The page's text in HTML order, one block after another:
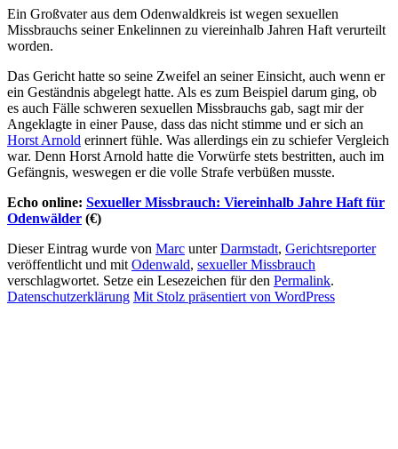
Ein Großvater aus dem Odenwaldkreis ist wegen sexuellen
Missbrauchs seiner Enkelinnen zu viereinhalb Jahren Haft verurteilt
worden.
Das Gericht hatte so seine Zweifel an seiner Einsicht, auch wenn er
ein Geständnis abgelegt hatte. Als es zum Beispiel darum ging, ob
es auch Fälle schweren sexuellen Missbrauchs gab, sagt mir der
Angeklagte in einer Pause, dass das nicht stimme und er sich an
Horst Arnold erinnert fühle. Was allerdings ein zu schiefer Vergleich
war. Denn Horst Arnold hatte die Vorwürfe stets bestritten, auch im
Gefängnis, weswegen er die volle Strafe verbüßen musste.
Echo online: Sexueller Missbrauch: Viereinhalb Jahre Haft für
Odenwälder (€)
Dieser Eintrag wurde von Marc unterDarmstadt, Gerichtsreporter
veröffentlicht und mitOdenwald, sexueller Missbrauch
verschlagwortet. Setze ein Lesezeichen für den Permalink.
Datenschutzerklärung Mit Stolz präsentiert von WordPress